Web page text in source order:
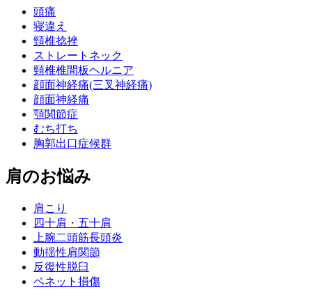
頭痛
寝違え
頸椎捻挫
ストレートネック
頸椎椎間板ヘルニア
顔面神経痛(三叉神経痛)
顔面神経痛
顎関節症
むち打ち
胸郭出口症候群
肩のお悩み
肩こり
四十肩・五十肩
上腕二頭筋長頭炎
動揺性肩関節
反復性脱臼
ベネット損傷